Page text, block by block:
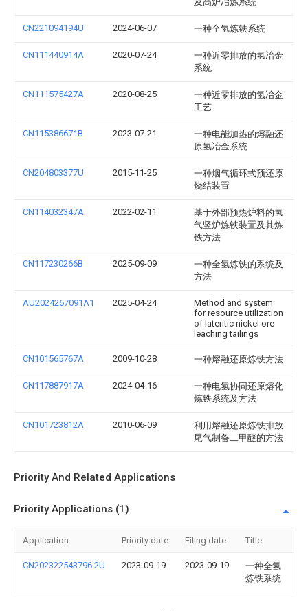
CN221094194U 2024-06-07 一种全氢炼铁系统
CN111440914A 2020-07-24
一种近零排放的氢冶金
系统
CN111575427A 2020-08-25
一种近零排放的氢冶金
工艺
CN115386671B 2023-07-21
一种电能加热的熔融还
原氢冶金系统
CN204803377U 2015-11-25
一种烟气循环式预还原
烧结装置
CN114032347A 2022-02-11
基于外部预热炉料的氢
气竖炉炼铁装置及其炼
铁方法
CN117230266B 2025-09-09
一种全氢炼铁的系统及
方法
AU2024267091A1 2025-04-24
Method and system
for resource utilization
of lateritic nickel ore
leaching tailings
CN101565767A 2009-10-28 一种熔融还原炼铁方法
CN117887917A 2024-04-16
一种电氢协同还原熔化
炼铁系统及方法
CN101723812A 2010-06-09
利用熔融还原炼铁排放
尾气制备二甲醚的方法
Priority And Related Applications
Priority Applications (1)
Application Priority date Filing date Title
CN202322543796.2U 2023-09-19 2023-09-19
一种全氢
炼铁系统